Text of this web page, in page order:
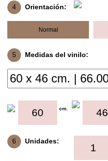
4 Orientación:
Normal
5 Medidas del vinilo:
cm.
6 Unidades: